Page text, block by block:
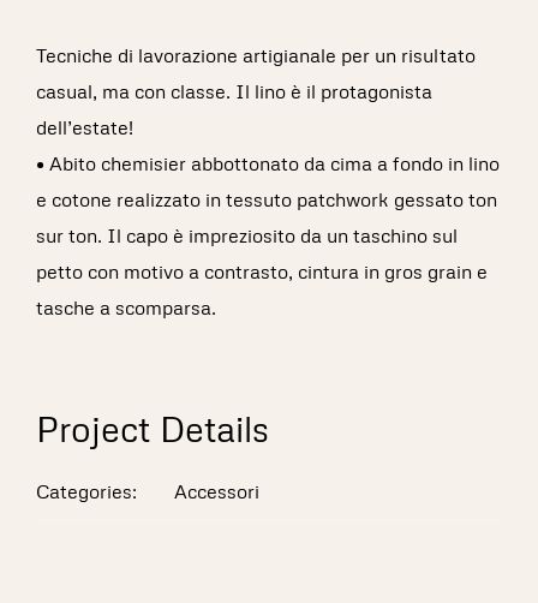
Tecniche di lavorazione artigianale per un risultato
casual, ma con classe. Il lino è il protagonista
dell’estate!
• Abito chemisier abbottonato da cima a fondo in lino
e cotone realizzato in tessuto patchwork gessato ton
sur ton. Il capo è impreziosito da un taschino sul
petto con motivo a contrasto, cintura in gros grain e
tasche a scomparsa.
Project Details
Categories: Accessori